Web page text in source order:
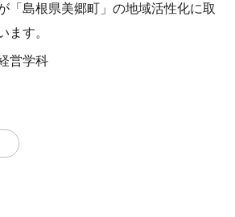
「島根県美郷町」の地域活性化に取
ます。
営学科